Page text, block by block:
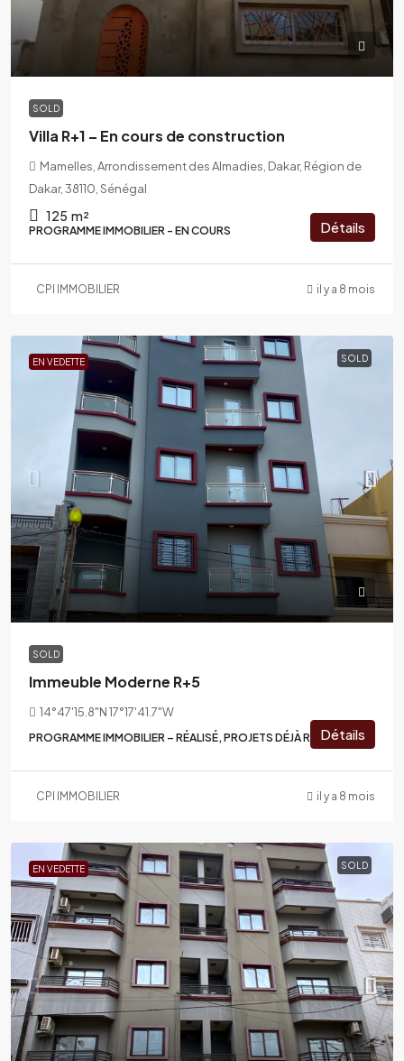
SOLD
Villa R+1 – En cours de construction
Mamelles, Arrondissement des Almadies, Dakar, Région de
Dakar, 38110, Sénégal
125 m²
PROGRAMME IMMOBILIER - EN COURS Détails
CPI IMMOBILIER il y a 8 mois
EN VEDETTE SOLD
SOLD
Immeuble Moderne R+5
14°47'15.8"N 17°17'41.7"W
PROGRAMME IMMOBILIER – RÉALISÉ, PROJETS DÉJÀ RÉALISÉS
Détails
CPI IMMOBILIER il y a 8 mois
EN VEDETTE SOLD